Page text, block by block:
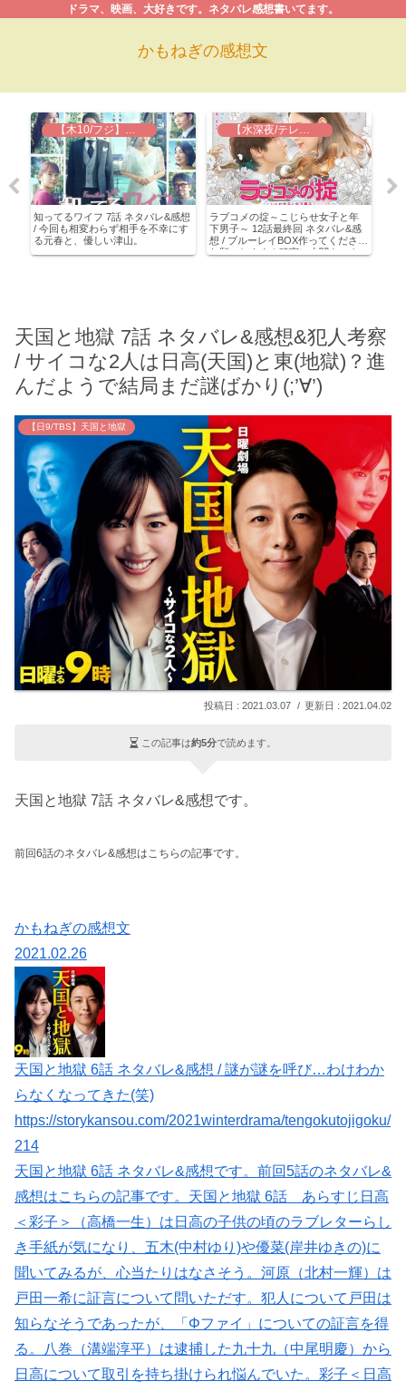
かもねぎの感想文
ドラマ、映画、大好きです。ネタバレ感想書いてます。
【木10/フジ】知ってるワイフ
知ってるワイフ 7話 ネタバレ&感想
/ 今回も相変わらず相手を不幸にす
る元春と、優しい津山。
【水深夜/テレ東】ラブコメの掟
ラブコメの掟～こじらせ女子と年
下男子～ 12話最終回 ネタバレ&感
想 / ブルーレイBOX作ってください
お願いします！確実に小関きゅん
天国と地獄 7話 ネタバレ&感想&犯人考察
/ サイコな2人は日高(天国)と東(地獄)？進
んだようで結局まだ謎ばかり(;’∀’)
【日9/TBS】天国と地獄
2021.03.07 2021.04.02
この記事は約5分で読めます。
天国と地獄 7話 ネタバレ&感想です。
前回6話のネタバレ&感想はこちらの記事です。
かもねぎの感想文
2021.02.26
天国と地獄 6話 ネタバレ&感想 / 謎が謎を呼び…わけわか
らなくなってきた(笑)
https://storykansou.com/2021winterdrama/tengokutojigoku/
214
天国と地獄 6話 ネタバレ&感想です。前回5話のネタバレ&
感想はこちらの記事です。天国と地獄 6話 あらすじ日高
＜彩子＞（高橋一生）は日高の子供の頃のラブレターらし
き手紙が気になり、五木(中村ゆり)や優菜(岸井ゆきの)に
聞いてみるが、心当たりはなさそう。河原（北村一輝）は
戸田一希に証言について問いただす。犯人について戸田は
知らなそうであったが、「Φファイ」についての証言を得
る。八巻（溝端淳平）は逮捕した九十九（中尾明慶）から
日高について取引を持ち掛けられ悩んでいた。彩子＜日高